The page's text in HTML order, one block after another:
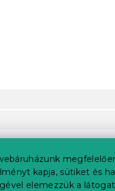
kapja, sütiket és
elemezzük a